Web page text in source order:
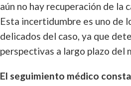
aún no hay recuperación de la
Esta incertidumbre es uno de
delicados del caso, ya que
perspectivas a largo plazo del
El seguimiento médico